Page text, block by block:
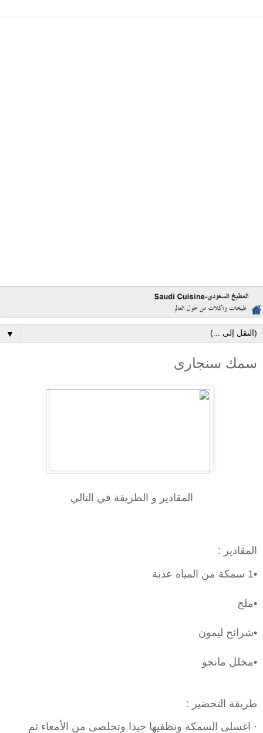
▼
سمك سنجارى
المقادير و الطريقة في التالي
المقادير :
•1 سمكة من المياه عذبة
•ملح
•شرائح ليمون
•مخلل مانجو
طريقة التحضير :
· اغسلى السمكة ونظفيها جيدا وتخلصى من الأمعاء ثم